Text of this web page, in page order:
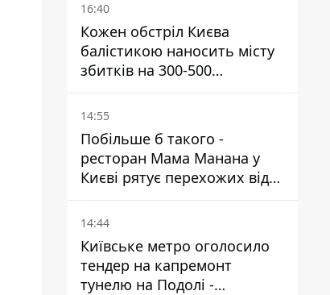
16:40
Кожен обстріл Києва
балістикою наносить місту
збитків на 300-500
мільйонів - Петро
Пантелеєв
14:55
Побільше б такого -
ресторан Мама Манана у
Києві рятує перехожих від
спеки
14:44
Київське метро оголосило
тендер на капремонт
тунелю на Подолі -